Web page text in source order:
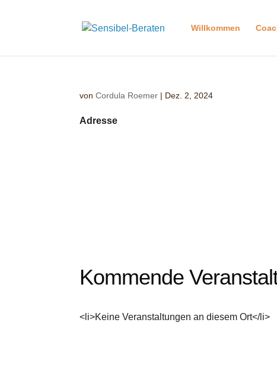
Willkommen
vonCordula Roemer | Dez. 2, 2024
Adresse
Kommende
<li>Keine Veranstaltungen an diesem Ort</li>